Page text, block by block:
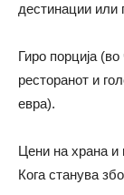
дестинации или
Гиро порција
ресторанот и
евра).
Цени на храна и
Кога станува